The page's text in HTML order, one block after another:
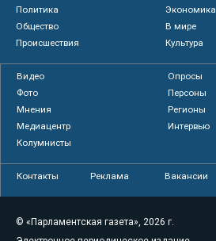
Политика
Экономика
Общество
В мире
Происшествия
Культура
Видео
Опросы
Фото
Персоны
Мнения
Регионы
Медиацентр
Интервью
Колумнисты
Контакты Реклама Вакансии
© «Парламентская газета», 2026 г.